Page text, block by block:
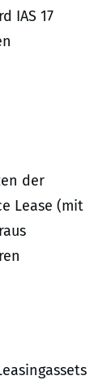
IAS 17
der
Lease (mit